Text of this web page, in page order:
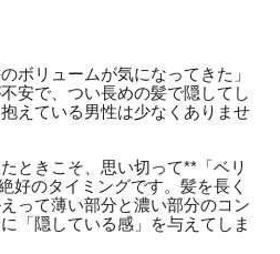
ボリュームが気になってきた」
安で、つい長めの髪で隠してし
えている男性は少なくありませ
ときこそ、思い切って**「ベリ
好のタイミングです。髪を長く
って薄い部分と濃い部分のコン
「隠している感」を与えてしま